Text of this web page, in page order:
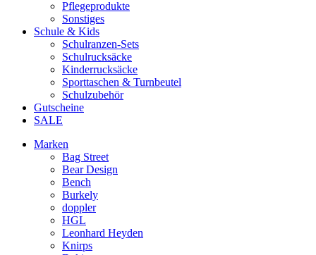
Pflegeprodukte
Sonstiges
Schule & Kids
Schulranzen-Sets
Schulrucksäcke
Kinderrucksäcke
Sporttaschen & Turnbeutel
Schulzubehör
Gutscheine
SALE
Marken
Bag Street
Bear Design
Bench
Burkely
doppler
HGL
Leonhard Heyden
Knirps